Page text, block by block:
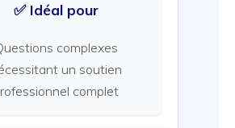
✅ Idéal pour
complexes
un soutien
complet